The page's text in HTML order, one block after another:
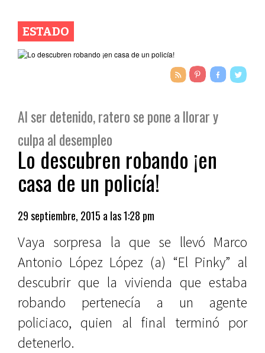
ESTADO
Al ser detenido, ratero se pone a llorar y
culpa al desempleo
Lo descubren robando ¡en
casa de un policía!
29 septiembre, 2015 a las 1:28 pm
Vaya sorpresa la que se llevó Marco
Antonio López López (a) “El Pinky” al
descubrir que la vivienda que estaba
robando pertenecía a un agente
policiaco, quien al final terminó por
detenerlo.